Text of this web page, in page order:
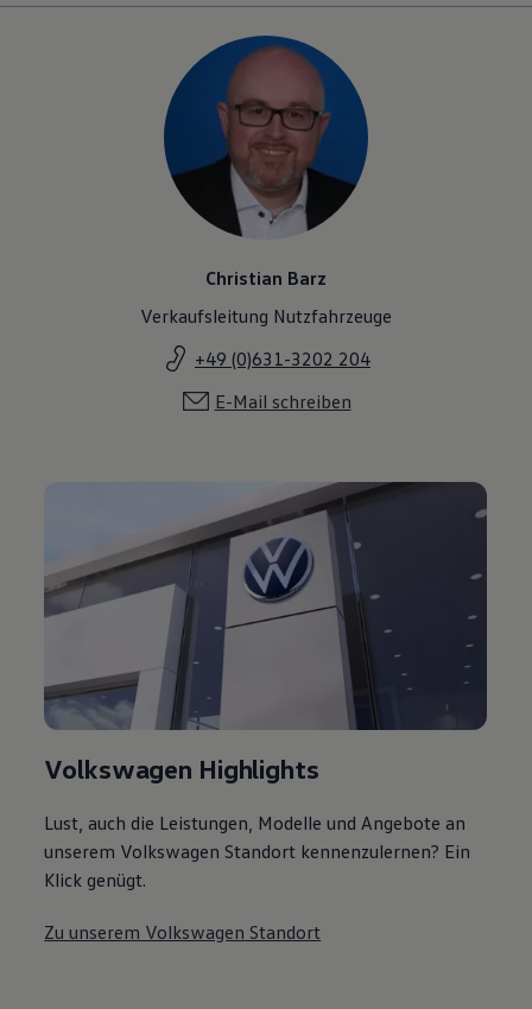
Christian Barz
Verkaufsleitung Nutzfahrzeuge
+49 (0)631-3202 204
E-Mail schreiben
Volkswagen Highlights
Lust, auch die Leistungen, Modelle und Angebote an
unserem Volkswagen Standort kennenzulernen? Ein
Klick genügt.
Zu unserem Volkswagen Standort